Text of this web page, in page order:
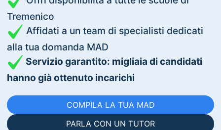
Tremenico
Affidati a un team di specialisti dedicati
alla tua domanda MAD
Servizio garantito: migliaia di candidati
hanno già ottenuto incarichi
COMPILA LA TUA MAD
PARLA CON UN TUTOR